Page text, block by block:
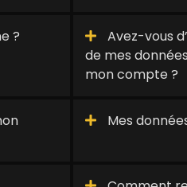
?
Avez-vous
de mes
mon compte ?
Mes